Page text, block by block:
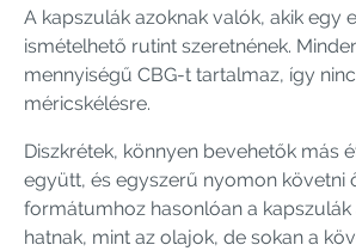
A kapszulák azoknak valók, akik egy
ismételhető rutint szeretnének.
mennyiségű CBG-t tartalmaz, így
méricskélésre.
Diszkrétek, könnyen bevehetők más
együtt, és egyszerű nyomon követni
formátumhoz hasonlóan a
hatnak, mint az olajok, de sokan a